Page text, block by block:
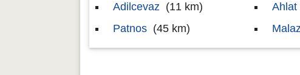
Adilcevaz (11 km)
Patnos (45 km)
Ahlat